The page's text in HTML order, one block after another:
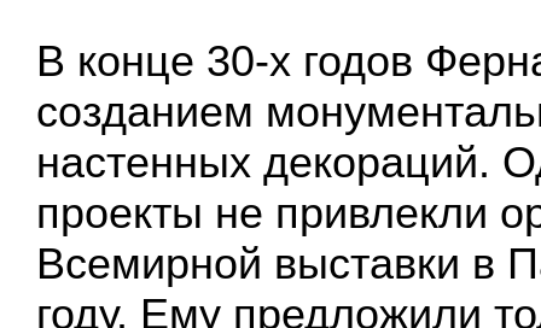
В конце 30-х годов
созданием
настенных декораций.
проекты не привлекли
Всемирной выставки в
году. Ему предложили